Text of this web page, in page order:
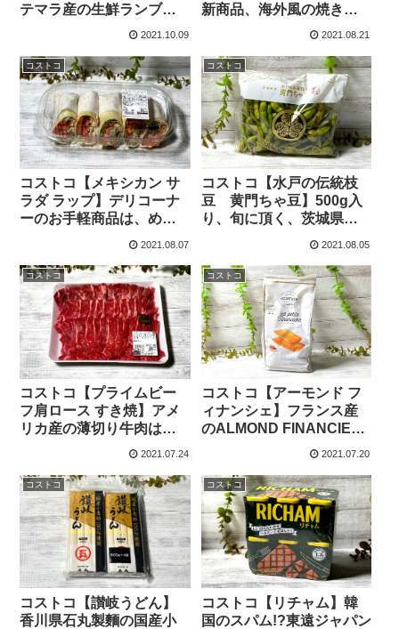
テマラ産の生鮮ランブー
タンをゲットしてきまし
2021.10.09
新商品、海外風の焼きそ
ばは、チョイ辛で美味し
2021.08.21
コストコ
コストコ【メキシカン サ
ラダ ラップ】デリコーナ
ーのお手軽商品は、めち
ョ入りで激辛です。
2021.08.07
コストコ
コストコ【水戸の伝統枝
豆 黄門ちゃ豆】500g入
り、旬に頂く、茨城県産
2021.08.05
コストコ
コストコ【プライムビー
フ肩ロース すき焼】アメ
リカ産の薄切り牛肉は、
コスパ最高のすき焼き用
2021.07.24
コストコ
コストコ【アーモンド フ
ィナンシェ】フランス産
のALMOND FINANCIERS
は、海外気分が味わえる
2021.07.20
コストコ
コストコ【讃岐うどん】
香川県石丸製麵の国産小
コストコ
コストコ【リチャム】韓
国のスパム!?東遠ジャパン